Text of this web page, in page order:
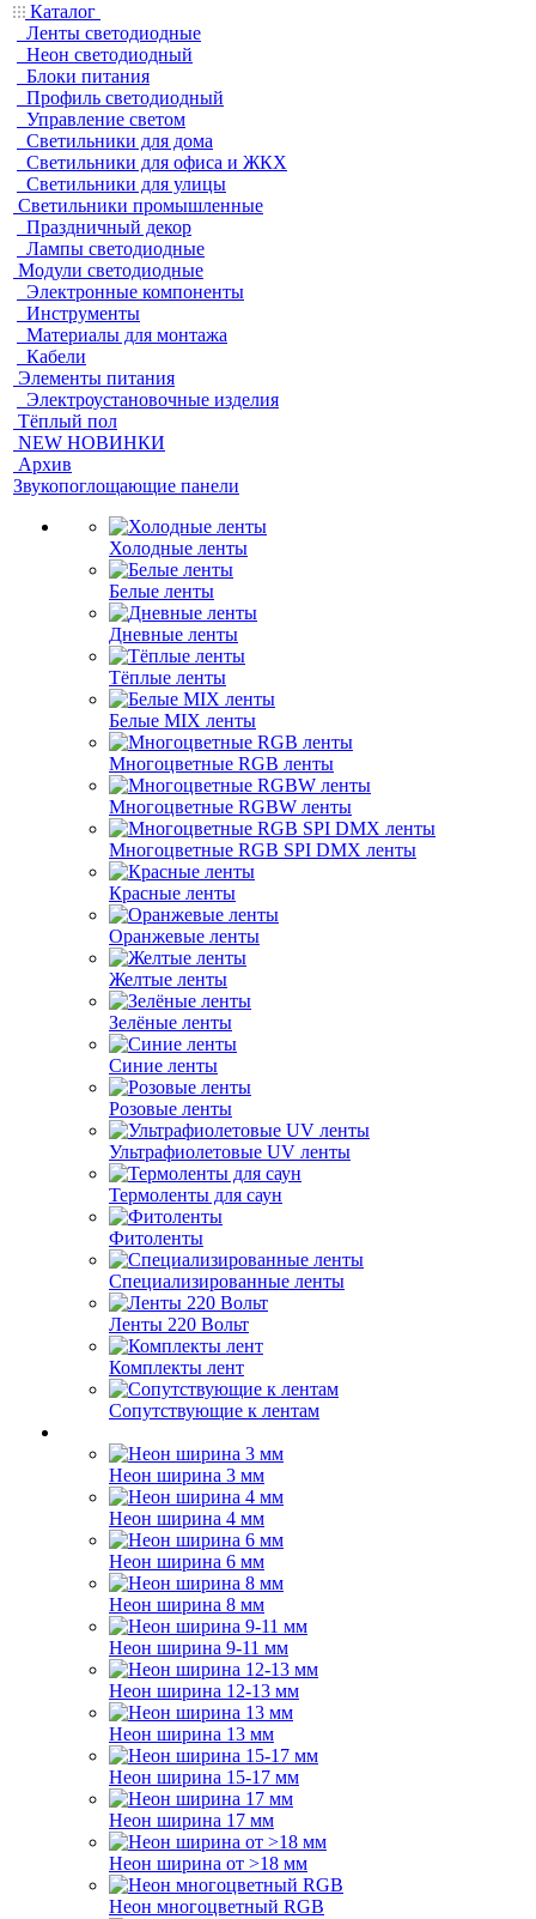
Каталог
Ленты светодиодные
Неон светодиодный
Блоки питания
Профиль светодиодный
Управление светом
Светильники для дома
Светильники для офиса и ЖКХ
Светильники для улицы
Светильники промышленные
Праздничный декор
Лампы светодиодные
Модули светодиодные
Электронные компоненты
Инструменты
Материалы для монтажа
Кабели
Элементы питания
Электроустановочные изделия
Тёплый пол
NEW НОВИНКИ
Архив
Звукопоглощающие панели
Холодные ленты
Белые ленты
Дневные ленты
Тёплые ленты
Белые MIX ленты
Многоцветные RGB ленты
Многоцветные RGBW ленты
Многоцветные RGB SPI DMX ленты
Красные ленты
Оранжевые ленты
Желтые ленты
Зелёные ленты
Синие ленты
Розовые ленты
Ультрафиолетовые UV ленты
Термоленты для саун
Фитоленты
Специализированные ленты
Ленты 220 Вольт
Комплекты лент
Сопутствующие к лентам
Неон ширина 3 мм
Неон ширина 4 мм
Неон ширина 6 мм
Неон ширина 8 мм
Неон ширина 9-11 мм
Неон ширина 12-13 мм
Неон ширина 13 мм
Неон ширина 15-17 мм
Неон ширина 17 мм
Неон ширина от >18 мм
Неон многоцветный RGB